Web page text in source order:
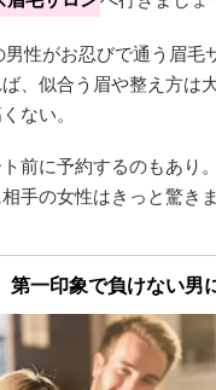
男性がお忍びで通う眉毛
、似合う眉や整え方は
ない。
前に予約するのもあり
手の女性はきっと驚きま
第一印象で負けない男